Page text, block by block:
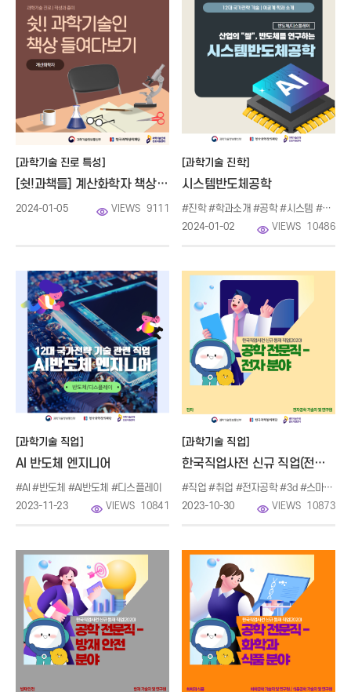
[과학기술 진로 특성]
[쉿!과책들] 계산화학자 책상 들여다보기
2024-01-05 VIEWS 9111
[과학기술 진학]
시스템반도체공학
#진학 #학과소개 #공학 #시스템 #반도체 #물리학
2024-01-02
VIEWS 10486
[과학기술 직업]
AI 반도체 엔지니어
#AI #반도체 #AI반도체 #디스플레이
2023-11-23
VIEWS 10841
[과학기술 직업]
한국직업사전 신규 직업(전자 분야)
#직업 #취업 #전자공학 #3d #스마트헬스
2023-10-30
VIEWS 10873